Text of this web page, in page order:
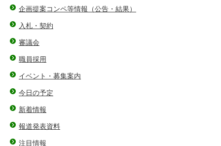
企画提案コンペ等情報（公告・結果）
入札・契約
審議会
職員採用
イベント・募集案内
今日の予定
新着情報
報道発表資料
注目情報